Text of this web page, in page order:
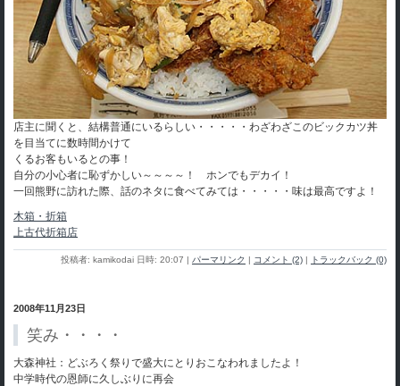
店主に聞くと、結構普通にいるらしい・・・・・わざわざこのビックカツ丼
を目当てに数時間かけて
くるお客もいるとの事！
自分の小心者に恥ずかしい～～～～！ ホンでもデカイ！
一回熊野に訪れた際、話のネタに食べてみては・・・・・味は最高ですよ！
木箱・折箱
上古代折箱店
投稿者: kamikodai 日時: 20:07 | パーマリンク | コメント (2) | トラックバック (0)
2008年11月23日
笑み・・・・
大森神社：どぶろく祭りで盛大にとりおこなわれましたよ！
中学時代の恩師に久しぶりに再会